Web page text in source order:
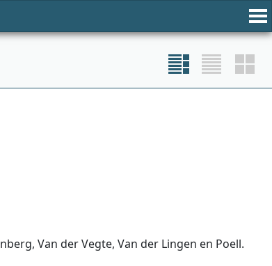
Van der Vegte, Van der Lingen en Poell.